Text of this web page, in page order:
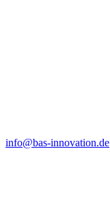
info@bas-innovation.de